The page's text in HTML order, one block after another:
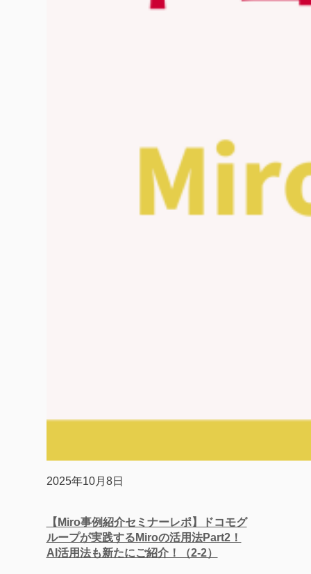
2025年10月8日
【Miro事例紹介セミナーレポ】ドコモグ
ループが実践するMiroの活用法Part2！
AI活用法も新たにご紹介！（2-2）